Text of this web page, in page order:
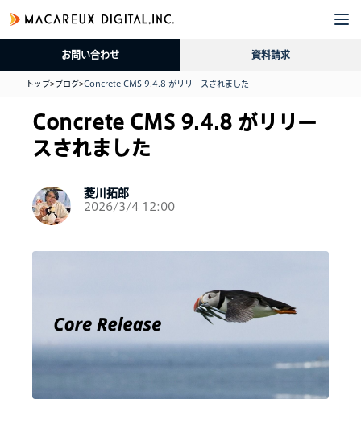
お問い合わせ 資料請求
トップ>ブログ>Concrete CMS 9.4.8 がリリースされました
Concrete CMS 9.4.8 がリリー
スされました
菱川拓郎
2026/3/4 12:00